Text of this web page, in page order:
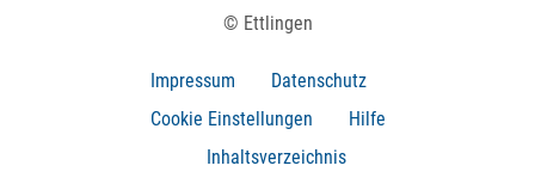
© Ettlingen
Impressum
Datenschutz
Cookie Einstellungen
Hilfe
Inhaltsverzeichnis